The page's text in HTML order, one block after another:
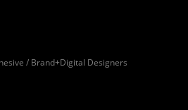
/ Brand+Digital Designers